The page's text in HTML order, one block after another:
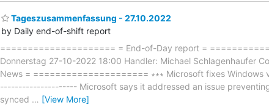
Tageszusammenfassung - 27.10.2022
by Daily end-of-shift report
===================== = End-of-Day report =
Donnerstag 27-10-2022 18:00 Handler: Michael Schlagenhaufer
News = ===================== ∗∗∗ Microsoft fixes
--------------------- Microsoft says it addressed an issue
synced … [View More]